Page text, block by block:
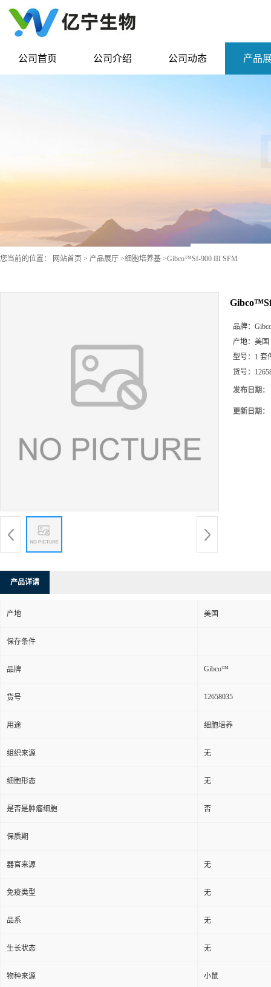
公司首页 公司介绍 公司动态 产品
您当前的位置： 网站首页 > 产品展厅 >细胞培养基 >Gibco™Sf-900 III SFM
品牌：
产地： 美国
型号： 1 套
货号：
发布日期：
更新日期：
产品详请
产地 美国
保存条件
品牌 Gibco™
货号 12658035
用途 细胞培养
组织来源 无
细胞形态 无
是否是肿瘤细胞 否
保质期
器官来源 无
免疫类型 无
品系 无
生长状态 无
物种来源 小鼠